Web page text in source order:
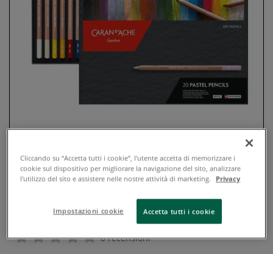
Caran D'Ache - Pastel Pencils, Set
in astuccio in cartone
0 recensioni
Cliccando su “Accetta tutti i cookie”, l'utente accetta di memorizzare i
cookie sul dispositivo per migliorare la navigazione del sito, analizzare
l'utilizzo del sito e assistere nelle nostre attività di marketing.
Privacy
Impostazioni cookie Accetta tutti i cookie